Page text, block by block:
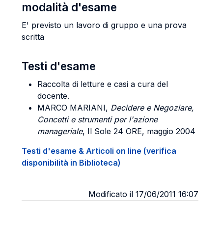
modalità d'esame
E' previsto un lavoro di gruppo e una prova
scritta
Testi d'esame
Raccolta di letture e casi a cura del
docente.
MARCO MARIANI, Decidere e Negoziare,
Concetti e strumenti per l'azione
manageriale, Il Sole 24 ORE, maggio 2004
Testi d'esame & Articoli on line (verifica
disponibilità in Biblioteca)
Modificato il 17/06/2011 16:07